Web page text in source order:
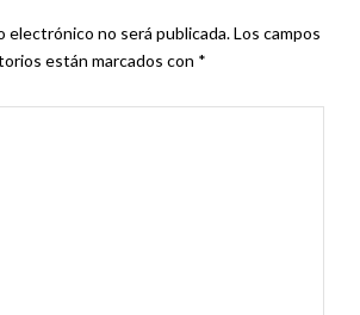
electrónico no será publicada.Los campos
están marcados con *